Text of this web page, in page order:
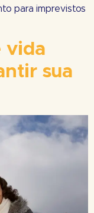
para imprevistos
vida
sua